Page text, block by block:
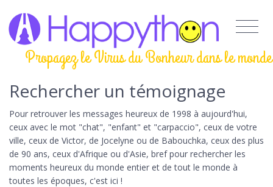
Propagez le Virus du Bonheur dans le monde
Rechercher un témoignage
Pour retrouver les messages heureux de 1998 à aujourd'hui,
ceux avec le mot "chat", "enfant" et "carpaccio", ceux de votre
ville, ceux de Victor, de Jocelyne ou de Babouchka, ceux des plus
de 90 ans, ceux d'Afrique ou d'Asie, bref pour rechercher les
moments heureux du monde entier et de tout le monde à
toutes les époques, c'est ici !